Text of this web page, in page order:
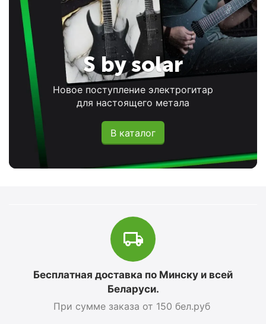
S by solar
Новое поступление электрогитар
для настоящего метала
В каталог
Бесплатная доставка по Минску и всей
Беларуси.
При сумме заказа от 150 бел.руб